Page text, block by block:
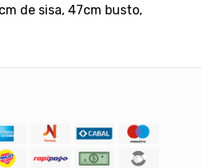
de sisa, 47cm busto,